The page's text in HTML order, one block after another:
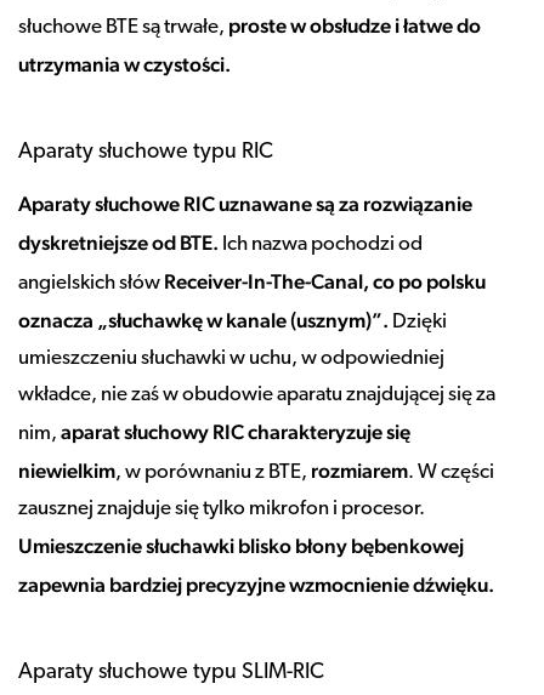
słuchowe BTE są trwałe, proste w obsłudze i łatwe do
utrzymania w czystości.
Aparaty słuchowe typu RIC
Aparaty słuchowe RIC uznawane są za rozwiązanie
dyskretniejsze od BTE. Ich nazwa pochodzi od
angielskich słów Receiver-In-The-Canal, co po polsku
oznacza „słuchawkę w kanale (usznym)”. Dzięki
umieszczeniu słuchawki w uchu, w odpowiedniej
wkładce, nie zaś w obudowie aparatu znajdującej się za
nim, aparat słuchowy RIC charakteryzuje się
niewielkim, w porównaniu z BTE, rozmiarem. W części
zausznej znajduje się tylko mikrofon i procesor.
Umieszczenie słuchawki blisko błony bębenkowej
zapewnia bardziej precyzyjne wzmocnienie dźwięku.
Aparaty słuchowe typu SLIM-RIC